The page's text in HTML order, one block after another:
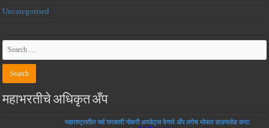
Uncategorised
महाभरतीचे अधिकृत अँप
महाराष्ट्रातील सर्व सरकारी नोकरी अपडेट्स देणारे अँप लगेच मोफत डाउनलोड करा!